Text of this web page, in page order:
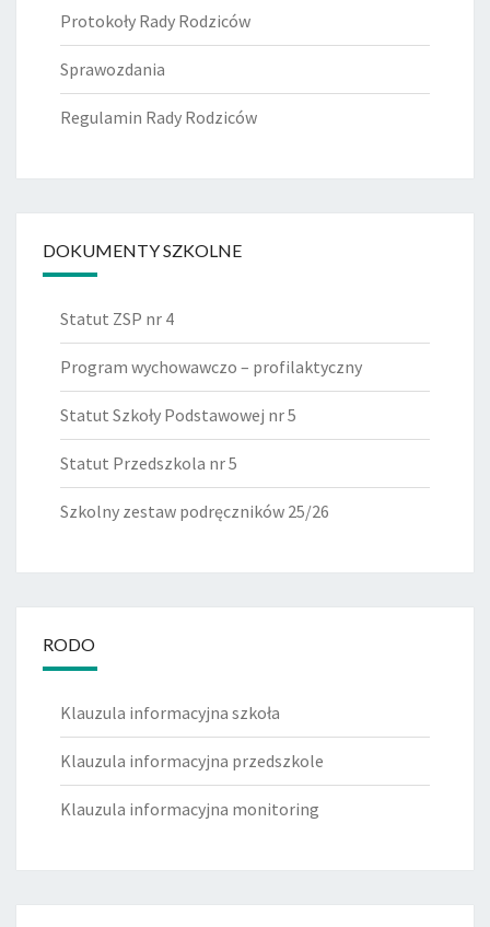
Protokoły Rady Rodziców
Sprawozdania
Regulamin Rady Rodziców
DOKUMENTY SZKOLNE
Statut ZSP nr 4
Program wychowawczo – profilaktyczny
Statut Szkoły Podstawowej nr 5
Statut Przedszkola nr 5
Szkolny zestaw podręczników 25/26
RODO
Klauzula informacyjna szkoła
Klauzula informacyjna przedszkole
Klauzula informacyjna monitoring